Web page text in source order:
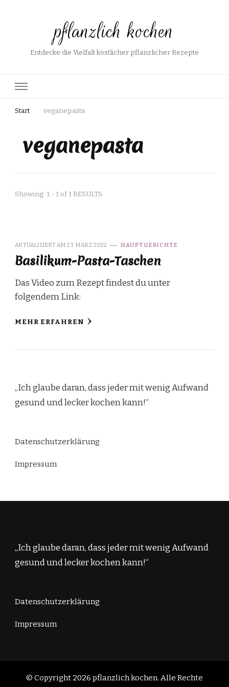
pflanzlich kochen
Entdecke die Vielfalt köstlicher pflanzlicher Rezepte
Start veganepasta
veganepasta
Showing: 1 - 1 of 1 RESULTS
AKTUALISIERT AM 23. MÄRZ 2022 HAUPTGERICHTE
Basilikum-Pasta-Taschen
Das Video zum Rezept findest du unter
folgendem Link:
MEHR ERFAHREN
„Ich glaube daran, dass jeder mit wenig Aufwand
gesund und lecker kochen kann!“
Datenschutzerklärung
Impressum
„Ich glaube daran, dass jeder mit wenig Aufwand
gesund und lecker kochen kann!“
Datenschutzerklärung
Impressum
© Copyright 2026 pflanzlich kochen. Alle Rechte